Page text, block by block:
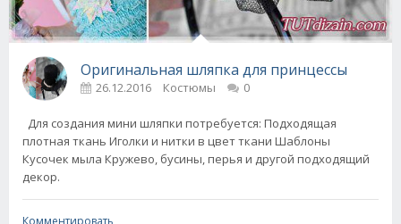
Оригинальная шляпка для принцессы
26.12.2016 Костюмы 0
Для создания мини шляпки потребуется: Подходящая
плотная ткань Иголки и нитки в цвет ткани Шаблоны
Кусочек мыла Кружево, бусины, перья и другой подходящий
декор.